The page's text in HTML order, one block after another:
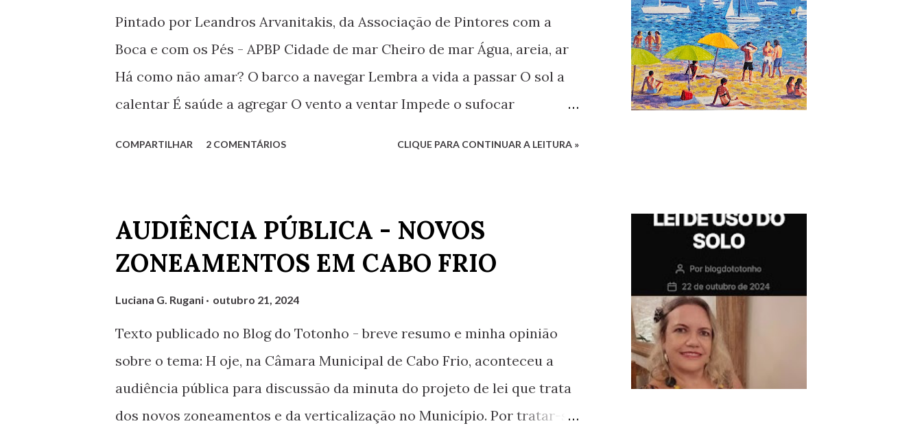
Pintado por Leandros Arvanitakis, da Associação de Pintores com a
Boca e com os Pés - APBP Cidade de mar Cheiro de mar Água, areia, ar
Há como não amar? O barco a navegar Lembra a vida a passar O sol a
calentar É saúde a agregar O vento a ventar Impede o sufocar
COMPARTILHAR 2 COMENTÁRIOS CLIQUE PARA CONTINUAR A LEITURA »
AUDIÊNCIA PÚBLICA - NOVOS
ZONEAMENTOS EM CABO FRIO
Luciana G. Rugani outubro 21, 2024
Texto publicado no Blog do Totonho - breve resumo e minha opinião
sobre o tema: H oje, na Câmara Municipal de Cabo Frio, aconteceu a
audiência pública para discussão da minuta do projeto de lei que trata
dos novos zoneamentos e da verticalização no Município. Por tratar-se